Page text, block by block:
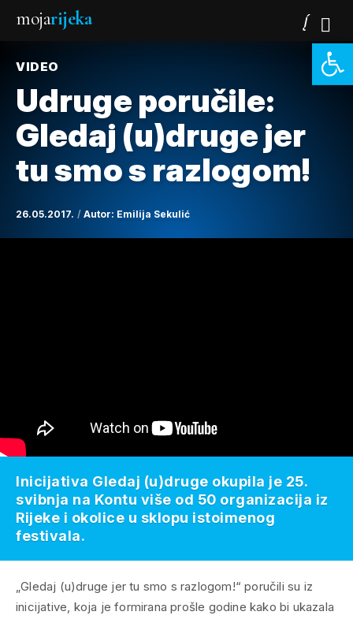
mojarijeka
VIDEO
Udruge poručile:
Gledaj (u)druge jer
tu smo s razlogom!
26.05.2017. Autor: Emilija Sekulić
„Gledaj (u)druge jer tu smo s razlogom!“ poručili su iz
inicijative, koja je formirana prošle godine kako bi ukazala
Inicijativa Gledaj (u)druge okupila je 25.
svibnja na Kontu više od 50 organizacija iz
Rijeke i okolice u sklopu istoimenog
festivala.